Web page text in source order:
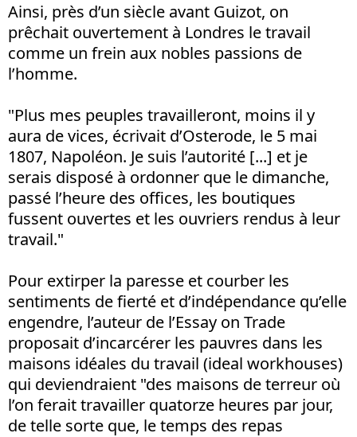
Ainsi, près d’un siècle avant Guizot, on
prêchait ouvertement à Londres le travail
comme un frein aux nobles passions de
l’homme.
"Plus mes peuples travailleront, moins il y
aura de vices, écrivait d’Osterode, le 5 mai
1807, Napoléon. Je suis l’autorité [...] et je
serais disposé à ordonner que le dimanche,
passé l’heure des offices, les boutiques
fussent ouvertes et les ouvriers rendus à leur
travail."
Pour extirper la paresse et courber les
sentiments de fierté et d’indépendance qu’elle
engendre, l’auteur de l’Essay on Trade
proposait d’incarcérer les pauvres dans les
maisons idéales du travail (ideal workhouses)
qui deviendraient "des maisons de terreur où
l’on ferait travailler quatorze heures par jour,
de telle sorte que, le temps des repas